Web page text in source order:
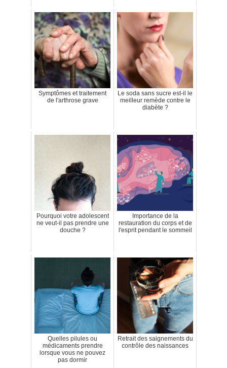
Symptômes et traitement
de l'arthrose grave
Le soda sans sucre est-il le
meilleur remède contre le
diabète ?
Pourquoi votre adolescent
ne veut-il pas prendre une
douche ?
Importance de la
restauration du corps et de
l'esprit pendant le sommeil
Quelles pilules ou
médicaments prendre
lorsque vous ne pouvez
pas dormir
Retrait des saignements du
contrôle des naissances